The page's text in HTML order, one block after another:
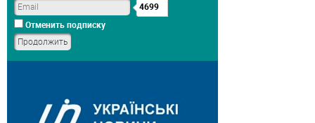
4699
Отменить подписку